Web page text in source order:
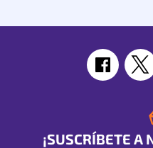
¡SUSCRÍBETE A